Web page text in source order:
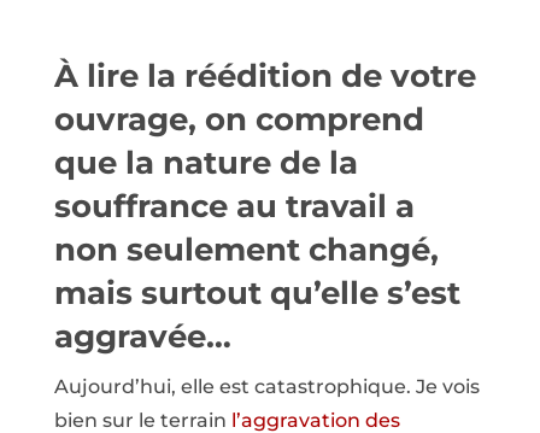
À lire la réédition de votre
ouvrage, on comprend
que la nature de la
souffrance au travail a
non seulement changé,
mais surtout qu’elle s’est
aggravée…
Aujourd’hui, elle est catastrophique. Je vois
bien sur le terrain l’aggravation des